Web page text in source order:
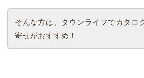
そんな方は、タウンライフでカタロ
寄せがおすすめ！